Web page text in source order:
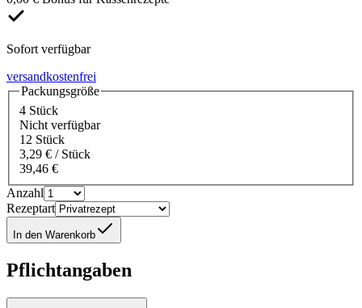
Sofort verfügbar
versandkostenfrei
Packungsgröße
4 Stück
Nicht verfügbar
12 Stück
3,29 € / Stück
39,46 €
Anzahl
Rezeptart
In den Warenkorb
Pflichtangaben